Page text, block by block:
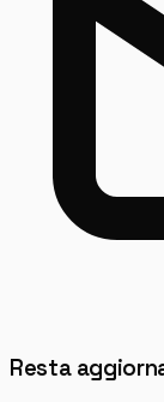
Resta